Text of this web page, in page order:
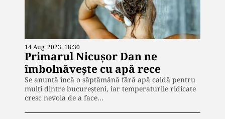
14 Aug. 2023, 18:30
Primarul Nicușor Dan ne
îmbolnăvește cu apă rece
Se anunță încă o săptămână fără apă caldă pentru
mulți dintre bucureșteni, iar temperaturile ridicate
cresc nevoia de a face…